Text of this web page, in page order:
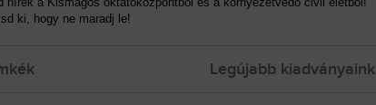
ki, hogy ne maradj le!
Legújabb kiadványaink